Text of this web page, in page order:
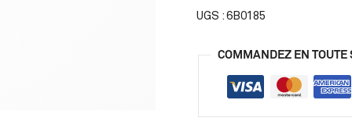
UGS : 6B0185
COMMANDEZ EN TOUTE